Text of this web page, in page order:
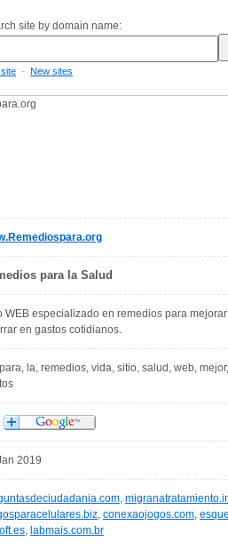
site by domain name:
- New sites
para la Salud
WEB especializado en remedios para
en gastos cotidianos.
la, remedios, vida, sitio, salud, web,
2019
,
, conexaojogos.com,
, labmais.com.br